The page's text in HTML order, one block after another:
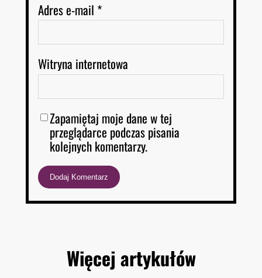
Adres e-mail *
Witryna internetowa
Zapamiętaj moje dane w tej
przeglądarce podczas pisania
kolejnych komentarzy.
Więcej artykułów